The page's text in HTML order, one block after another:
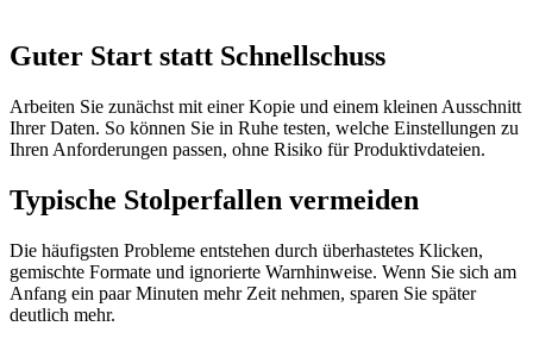
Guter Start statt Schnellschuss
Arbeiten Sie zunächst mit einer Kopie und einem kleinen Ausschnitt
Ihrer Daten. So können Sie in Ruhe testen, welche Einstellungen zu
Ihren Anforderungen passen, ohne Risiko für Produktivdateien.
Typische Stolperfallen vermeiden
Die häufigsten Probleme entstehen durch überhastetes Klicken,
gemischte Formate und ignorierte Warnhinweise. Wenn Sie sich am
Anfang ein paar Minuten mehr Zeit nehmen, sparen Sie später
deutlich mehr.